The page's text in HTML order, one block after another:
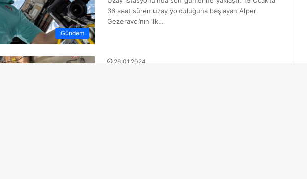
Gündem
36 saat süren uzay yolculuğuna başlayan Alper
Gezeravcı’nın ilk…
26.01.2024